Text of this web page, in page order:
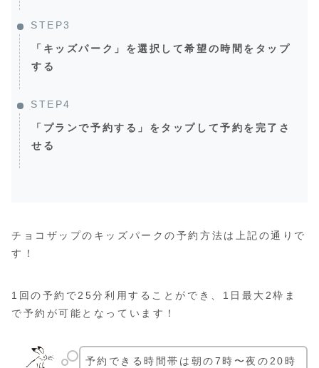
STEP3
「キッズパーク」を選択して希望の時間をタップ
する
STEP4
「プランで予約する」をタップして予約を完了さ
せる
チョコザップのキッズパークの予約方法は上記の通りで
す！
1回の予約で25分利用することができ、1日最大2枠ま
で予約が可能となっています！
予約できる時間帯は朝の7時〜夜の20時